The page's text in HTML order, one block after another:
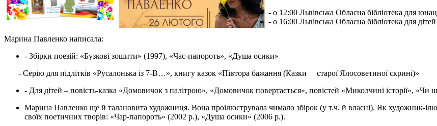
- о 12:00 Львівська Обласна бібліотека для
- о 16:00 Львівська Обласна бібліотека для
Марина Павленко написала:
- Збірки поезій: «Бузкові зошити» (1997), «Час-папороть», «Душа осики»
- Серію для підлітків «Русалонька із 7-В…», книгу казок «Півтора бажання (Казки старої Ялосоветиної скрині)»
- Для дітей – повість-казка «Домовичок з палітрою», «Домовичок повертається», повістей «Миколчині історії», «Чи
Марина Павленко ще й талановита художниця. Вона проілюструвала чимало збірок (у т.ч. й власні). Як художник-
своїх поетичних творів: «Чар-папороть» (2002 р.), «Душа осики» (2006 р.).